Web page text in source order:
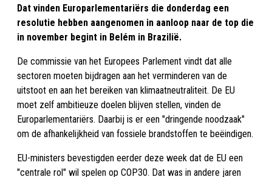
Dat vinden Europarlementariërs die donderdag een
resolutie hebben aangenomen in aanloop naar de top die
in november begint in Belém in Brazilië.
De commissie van het Europees Parlement vindt dat alle
sectoren moeten bijdragen aan het verminderen van de
uitstoot en aan het bereiken van klimaatneutraliteit. De EU
moet zelf ambitieuze doelen blijven stellen, vinden de
Europarlementariërs. Daarbij is er een "dringende noodzaak"
om de afhankelijkheid van fossiele brandstoffen te beëindigen.
EU-ministers bevestigden eerder deze week dat de EU een
"centrale rol" wil spelen op COP30. Dat was in andere jaren